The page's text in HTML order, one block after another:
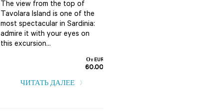
The view from the top of
Tavolara Island is one of the
most spectacular in Sardinia:
admire it with your eyes on
this excursion...
От EUR
60.00
ЧИТАТЬ ДАЛЕЕ